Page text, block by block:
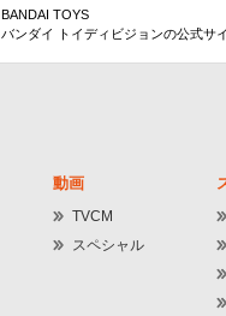
BANDAI TOYS
バンダイ トイディビジョンの公式サ
動画
TVCM
スペシャル